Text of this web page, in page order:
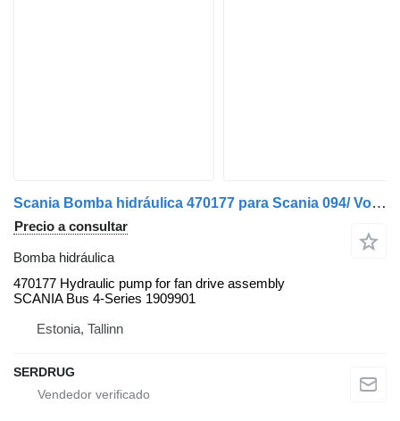
Scania Bomba hidráulica 470177 para Scania 094/ Volvo B 12 autobús
Precio a consultar
Bomba hidráulica
470177 Hydraulic pump for fan drive assembly
SCANIA Bus 4-Series 1909901
Estonia, Tallinn
SERDRUG